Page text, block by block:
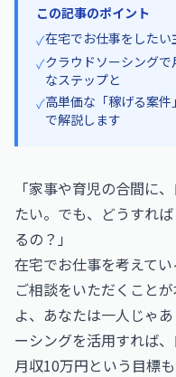
この記事のポイント
✓在宅でお仕事をしたい
✓クラウドソーシング
なステップと
✓高単価な「稼げる案
で解説します
「家事や育児の合間に
たい。でも、どうすれ
るの？」
在宅でお仕事を考えて
ご相談をいただくこと
よ、あなたは一人じゃ
ーシングを活用すれば
月収10万円という目標